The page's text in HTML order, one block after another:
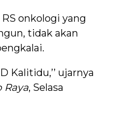
onkologi yang
tidak akan
Kalitidu,’’ ujarnya
Raya, Selasa